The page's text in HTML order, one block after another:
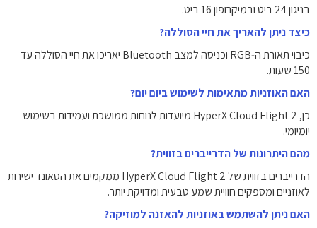
בניגון 24 ביט ובמיקרופון 16 ביט.
כיצד ניתן להאריך את חיי הסוללה?
כיבוי תאורת ה‑RGB וכניסה למצב Bluetooth יאריכו את חיי הסוללה עד
150 שעות.
האם האוזניות מתאימות לשימוש ביום יום?
כן, HyperX Cloud Flight 2 מיועדות לנוחות ממושכת ועמידות בשימוש
יומיומי.
מהם היתרונות של הדרייברים בזווית?
הדרייברים בזווית של HyperX Cloud Flight 2 ממקמים את הסאונד ישירות
לאוזניים ומספקים חוויית שמע טבעית ומדויקת יותר.
האם ניתן להשתמש באוזניות להאזנה למוזיקה?